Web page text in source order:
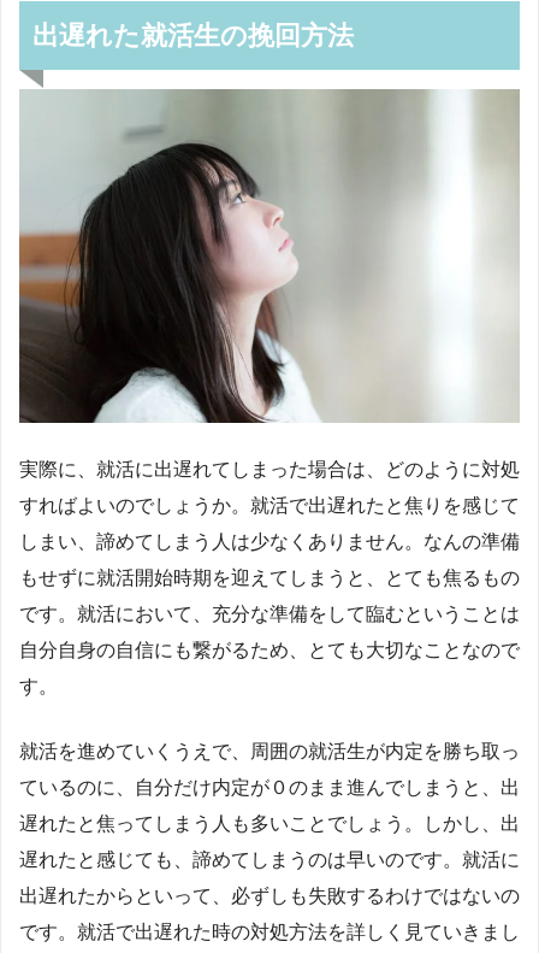
出遅れた就活生の挽回方法
実際に、就活に出遅れてしまった場合は、どのように対処
すればよいのでしょうか。就活で出遅れたと焦りを感じて
しまい、諦めてしまう人は少なくありません。なんの準備
もせずに就活開始時期を迎えてしまうと、とても焦るもの
です。就活において、充分な準備をして臨むということは
自分自身の自信にも繋がるため、とても大切なことなので
す。
就活を進めていくうえで、周囲の就活生が内定を勝ち取っ
ているのに、自分だけ内定が０のまま進んでしまうと、出
遅れたと焦ってしまう人も多いことでしょう。しかし、出
遅れたと感じても、諦めてしまうのは早いのです。就活に
出遅れたからといって、必ずしも失敗するわけではないの
です。就活で出遅れた時の対処方法を詳しく見ていきまし